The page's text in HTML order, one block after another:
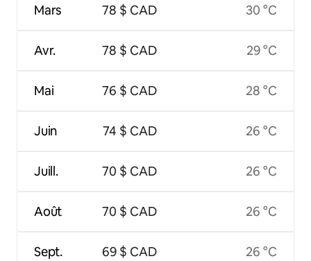
Mars
Avr.
Mai
Juin
Juill.
Août
Sept.
78 $ CAD
78 $ CAD
76 $ CAD
74 $ CAD
70 $ CAD
70 $ CAD
69 $ CAD
30 °C
29 °C
28 °C
26 °C
26 °C
26 °C
26 °C